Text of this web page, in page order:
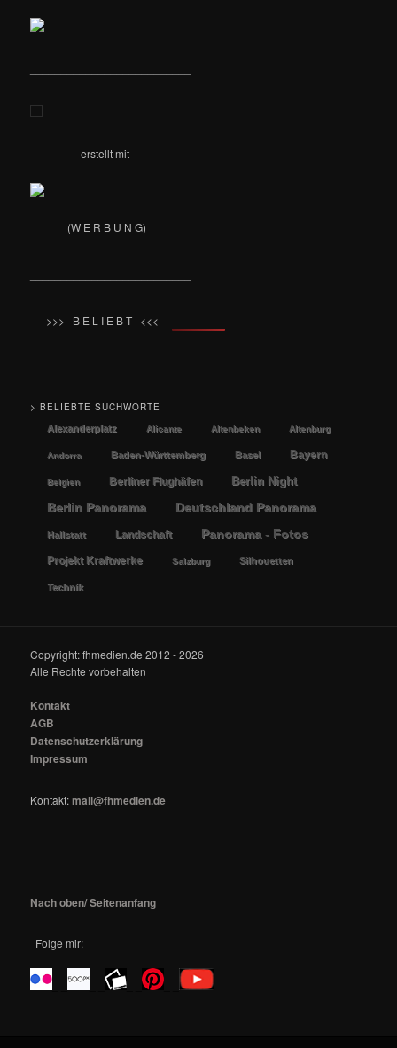
erstellt mit
(W E R B U N G)
>>> B E L I E B T <<<
> BELIEBTE SUCHWORTE
Alexanderplatz Alicante Altenbeken Altenburg
Andorra Baden-Württemberg Basel Bayern
Belgien Berliner Flughäfen
Berlin Night
Berlin Panorama
Deutschland Panorama
Hallstatt Landschaft Panorama - Fotos
Projekt Kraftwerke Salzburg Silhouetten
Technik
Copyright: fhmedien.de 2012 - 2026
Alle Rechte vorbehalten
Kontakt
AGB
Datenschutzerklärung
Impressum
Kontakt:mail@fhmedien.de
Nach oben/ Seitenanfang
Folge mir:
_ _